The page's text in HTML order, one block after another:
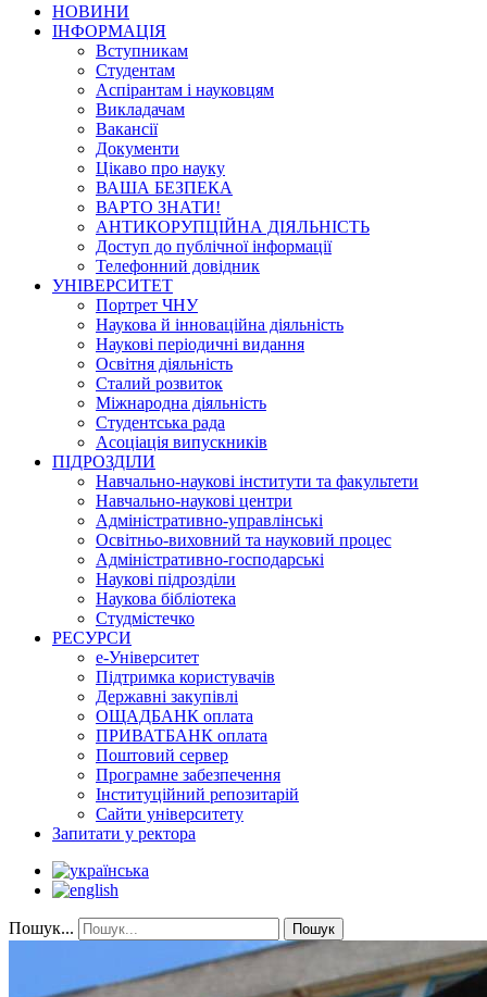
НОВИНИ
ІНФОРМАЦІЯ
Вступникам
Студентам
Аспірантам і науковцям
Викладачам
Вакансії
Документи
Цікаво про науку
ВАША БЕЗПЕКА
ВАРТО ЗНАТИ!
АНТИКОРУПЦІЙНА ДІЯЛЬНІСТЬ
Доступ до публічної інформації
Телефонний довідник
УНІВЕРСИТЕТ
Портрет ЧНУ
Наукова й інноваційна діяльність
Наукові періодичні видання
Освітня діяльність
Сталий розвиток
Міжнародна діяльність
Студентська рада
Асоціація випускників
ПІДРОЗДІЛИ
Навчально-наукові інститути та факультети
Навчально-наукові центри
Адміністративно-управлінські
Освітньо-виховний та науковий процес
Адміністративно-господарські
Наукові підрозділи
Наукова бібліотека
Студмістечко
РЕСУРСИ
е-Університет
Підтримка користувачів
Державні закупівлі
ОЩАДБАНК оплата
ПРИВАТБАНК оплата
Поштовий сервер
Програмне забезпечення
Інституційний репозитарій
Сайти університету
Запитати у ректора
Пошук... Пошук